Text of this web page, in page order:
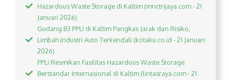
Hazardous Waste Storage di Kaltim (mnctrijaya.com - 21
Januari 2026)
Gudang B3 PPLI di Kaltim Pangkas Jarak dan Risiko,
Limbah Industri Auto Terkendali (kotaku.co.id - 21 Januari
2026)
PPLI Resmikan Fasilitas Hazardous Waste Storage
Berstandar Internasional di Kaltim (lintasraya.com - 21